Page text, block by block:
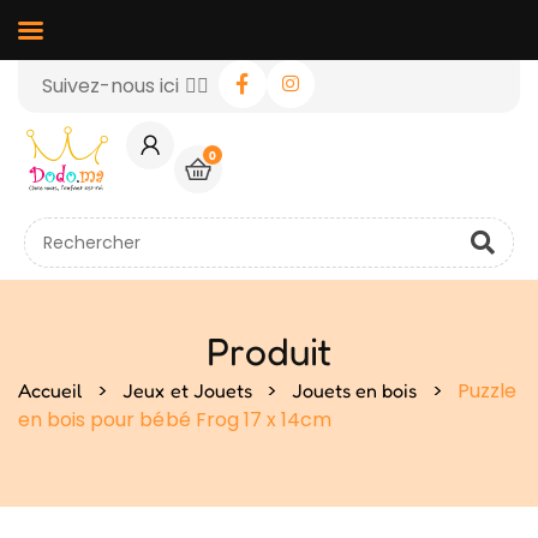
Suivez-nous ici 👉🏻
0
Produit
Accueil > Jeux et Jouets > Jouets en bois >
Puzzle
en bois pour bébé Frog 17 x 14cm